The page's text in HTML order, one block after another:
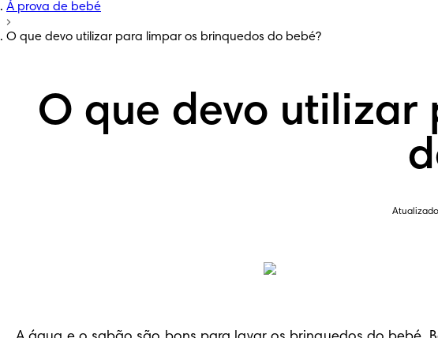
À prova de bebé
O que devo utilizar para limpar os brinquedos do bebé?
O que devo